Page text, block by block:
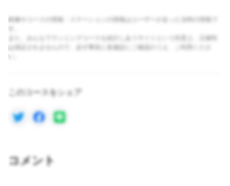
画像やコースの情報・ステーションの情報はユーザーが走った当時の情報で
す。
また、みんなでランニングコースを紹介しあうサイトという性質上、正確性
は保証されませんので、必ず事前に各施設にご確認のうえ、ご利用くださ
い。
このコースをシェア
コメント